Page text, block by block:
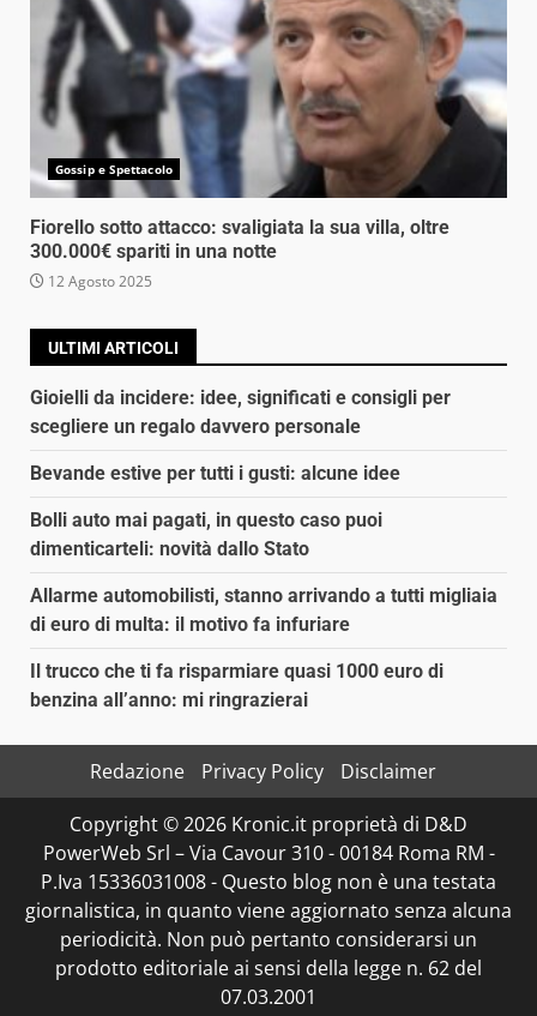
Gossip e Spettacolo
Fiorello sotto attacco: svaligiata la sua villa, oltre
300.000€ spariti in una notte
12 Agosto 2025
ULTIMI ARTICOLI
Gioielli da incidere: idee, significati e consigli per
scegliere un regalo davvero personale
Bevande estive per tutti i gusti: alcune idee
Bolli auto mai pagati, in questo caso puoi
dimenticarteli: novità dallo Stato
Allarme automobilisti, stanno arrivando a tutti migliaia
di euro di multa: il motivo fa infuriare
Il trucco che ti fa risparmiare quasi 1000 euro di
benzina all’anno: mi ringrazierai
Redazione Privacy Policy
Disclaimer
Copyright © 2026 Kronic.it proprietà di D&D
PowerWeb Srl – Via Cavour 310 - 00184 Roma RM -
P.Iva 15336031008 - Questo blog non è una testata
giornalistica, in quanto viene aggiornato senza alcuna
periodicità. Non può pertanto considerarsi un
prodotto editoriale ai sensi della legge n. 62 del
07.03.2001